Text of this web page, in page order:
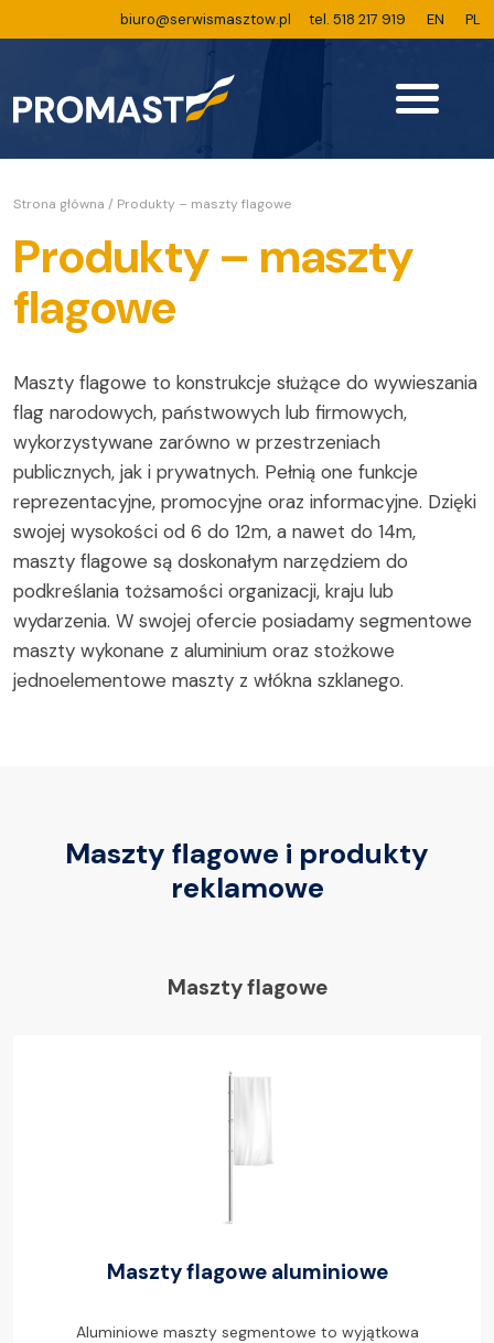
biuro@serwismasztow.pl tel. 518 217 919 EN PL
Strona główna / Produkty – maszty flagowe
Produkty – maszty
flagowe
Maszty flagowe to konstrukcje służące do wywieszania
flag narodowych, państwowych lub firmowych,
wykorzystywane zarówno w przestrzeniach
publicznych, jak i prywatnych. Pełnią one funkcje
reprezentacyjne, promocyjne oraz informacyjne. Dzięki
swojej wysokości od 6 do 12m, a nawet do 14m,
maszty flagowe są doskonałym narzędziem do
podkreślania tożsamości organizacji, kraju lub
wydarzenia. W swojej ofercie posiadamy segmentowe
maszty wykonane z aluminium oraz stożkowe
jednoelementowe maszty z włókna szklanego.
Maszty flagowe i produkty
reklamowe
Maszty flagowe
Maszty flagowe aluminiowe
Aluminiowe maszty segmentowe to wyjątkowa